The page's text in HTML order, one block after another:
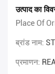
उत्पाद का
Place Of
ब्रांड नाम:
प्रमाणन: